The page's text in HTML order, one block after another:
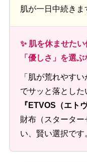
肌が一日中続きま
✨ 肌を休ませた
「優しさ」を選ぶ
「肌が荒れやす
でサッと落とし
『ETVOS（エト
財布（スタータ
い、賢い選択です